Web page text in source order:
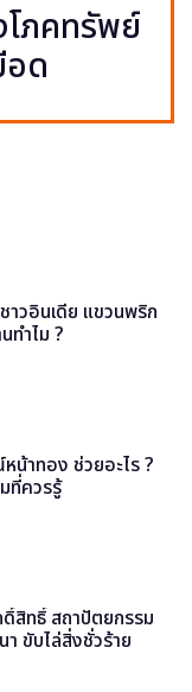
โภคทรัพย์
ด
าวอินเดีย แขวนพริก
ทำไม ?
น้าทอง ช่วยอะไร ?
ที่ควรรู้
สิทธิ์ สถาปัตยกรรม
า ขับไล่สิ่งชั่วร้าย